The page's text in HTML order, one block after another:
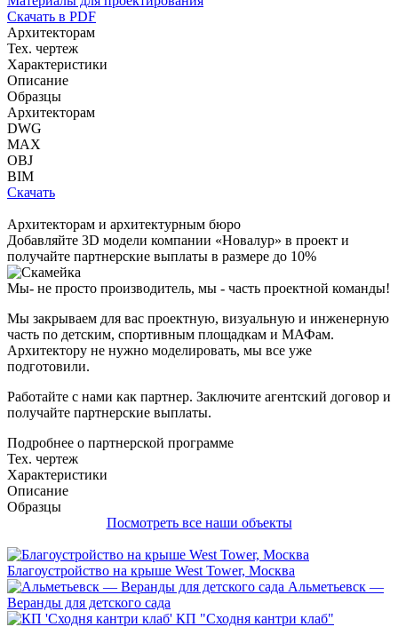
Скачать в PDF
Архитекторам
Тех. чертеж
Характеристики
Описание
Образцы
Архитекторам
DWG
MAX
OBJ
BIM
Скачать
Архитекторам и архитектурным бюро
Добавляйте 3D модели компании «Новалур» в проект и
получайте партнерские выплаты в размере до 10%
Мы- не просто производитель, мы - часть проектной команды!
Мы закрываем для вас проектную, визуальную и инженерную
часть по детским, спортивным площадкам и МАФам.
Архитектору не нужно моделировать, мы все уже
подготовили.
Работайте с нами как партнер. Заключите агентский договор и
получайте партнерские выплаты.
Подробнее о партнерской программе
Тех. чертеж
Характеристики
Описание
Образцы
Посмотреть все наши объекты
Благоустройство на крыше West Tower, Москва
Альметьевск —
Веранды для детского сада
КП "Сходня кантри клаб"